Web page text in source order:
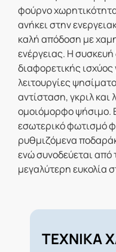
φούρνο
ανήκει στην
καλή απόδοση με
ενέργειας. Η συσκευή
διαφορετικής ισχύος
λειτουργίες
αντίσταση, γκριλ και
ομοιόμορφο ψήσιμο.
εσωτερικό φωτισμό
ρυθμιζόμενα
ενώ συνοδεύεται από
μεγαλύτερη ευκολία
ΤΕΧΝΙΚΑ